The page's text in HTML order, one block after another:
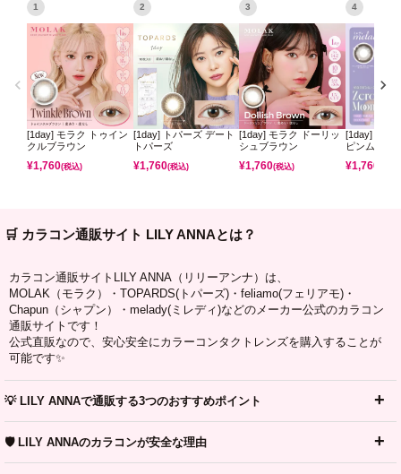
1
[1day] モラク トゥイン
クルブラウン
¥1,760(税込)
2
[1day] トパーズ デート
トパーズ
¥1,760(税込)
3
[1day] モラク ドーリッ
シュブラウン
¥1,760(税込)
4
[1day] ミレ
ピンムーン
¥1,760
🛒 カラコン通販サイト LILY ANNAとは？
カラコン通販サイトLILY ANNA（リリーアンナ）は、
MOLAK（モラク）・TOPARDS(トパーズ)・feliamo(フェリアモ)・
Chapun（シャプン）・melady(ミレディ)などのメーカー公式のカラコン
通販サイトです！
公式直販なので、安心安全にカラーコンタクトレンズを購入することが
可能です✨
💡 LILY ANNAで通販する3つのおすすめポイント
🛡️ LILY ANNAのカラコンが安全な理由